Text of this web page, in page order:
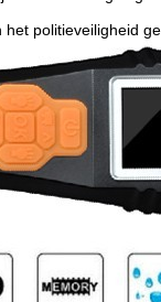
politieveiligheid